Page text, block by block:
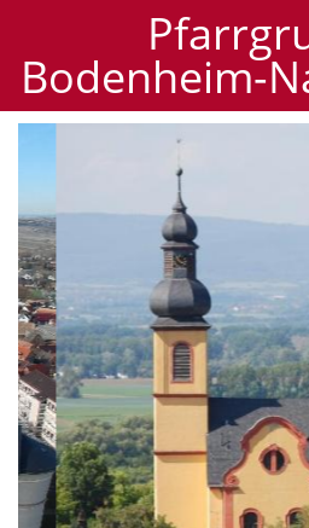
Bodenheim-